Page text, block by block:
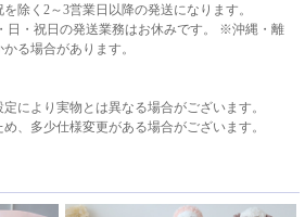
除く2～3営業日以降の発送になります。
日・祝日の発送業務はお休みです。 ※沖縄・離
る場合があります。
により実物とは異なる場合がございます。
、多少仕様変更がある場合がございます。